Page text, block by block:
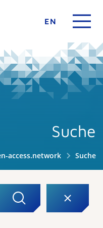
EN
Suche
access.network Suche